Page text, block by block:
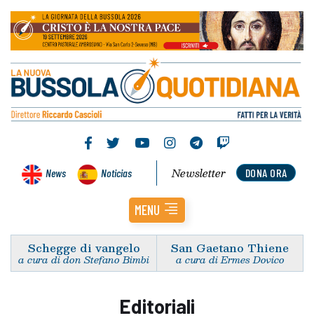
News Noticias DONA ORA
Newsletter
MENU
Schegge di vangelo
a cura di don Stefano Bimbi
San Gaetano Thiene
a cura di Ermes Dovico
Editoriali